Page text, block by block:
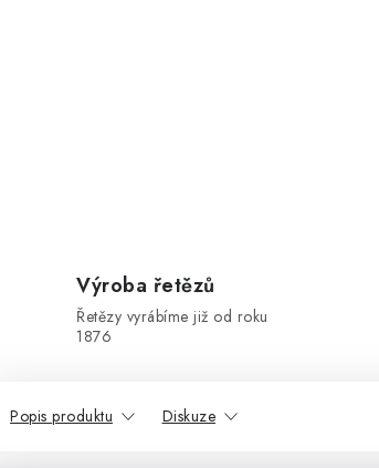
Výroba řetězů
Řetězy vyrábíme již od roku
1876
Popis produktu Diskuze